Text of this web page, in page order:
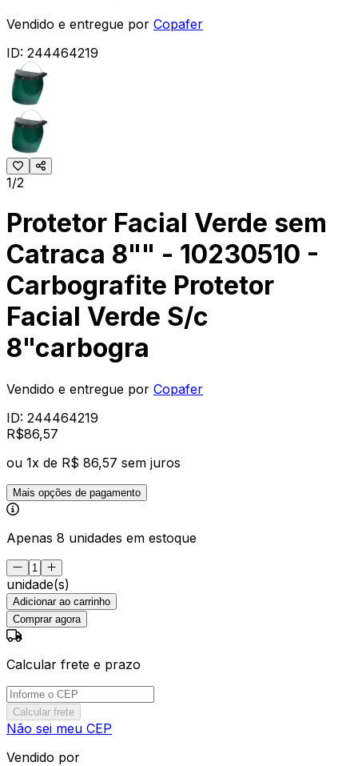
Vendido e entregue por Copafer
ID: 244464219
1/2
Protetor Facial Verde sem
Catraca 8"" - 10230510 -
Carbografite Protetor
Facial Verde S/c
8"carbogra
Vendido e entregue por Copafer
ID: 244464219
R$86,57
ou 1x de R$ 86,57 sem juros
Mais opções de pagamento
Apenas 8 unidades em estoque
unidade(s)
Adicionar ao carrinho
Comprar agora
Calcular frete e prazo
Calcular frete
Não sei meu CEP
Vendido por